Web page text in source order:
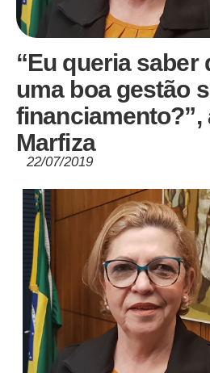
“Eu queria saber
uma boa gestão
financiamento?”,
Marfiza
22/07/2019